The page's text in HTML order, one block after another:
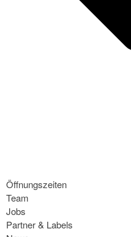
Öffnungszeiten
Team
Jobs
Partner & Labels